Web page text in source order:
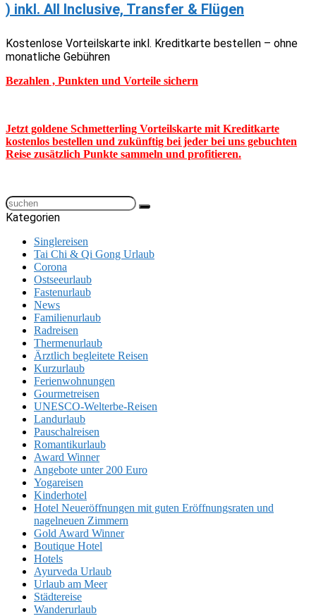
) inkl. All Inclusive, Transfer & Flügen
Kostenlose Vorteilskarte inkl. Kreditkarte bestellen – ohne
monatliche Gebühren
Bezahlen , Punkten und Vorteile sichern
Jetzt goldene Schmetterling Vorteilskarte mit Kreditkarte
kostenlos bestellen und zukünftig bei jeder bei uns gebuchten
Reise zusätzlich Punkte sammeln und profitieren.
Kategorien
Singlereisen
Tai Chi & Qi Gong Urlaub
Corona
Ostseeurlaub
Fastenurlaub
News
Familienurlaub
Radreisen
Thermenurlaub
Ärztlich begleitete Reisen
Kurzurlaub
Ferienwohnungen
Gourmetreisen
UNESCO-Welterbe-Reisen
Landurlaub
Pauschalreisen
Romantikurlaub
Award Winner
Angebote unter 200 Euro
Yogareisen
Kinderhotel
Hotel Neueröffnungen mit guten Eröffnungsraten und
nagelneuen Zimmern
Gold Award Winner
Boutique Hotel
Hotels
Ayurveda Urlaub
Urlaub am Meer
Städtereise
Wanderurlaub